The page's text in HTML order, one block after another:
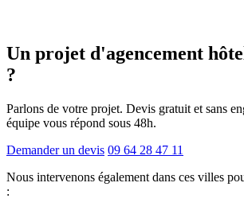
Un projet d'agencement
?
Parlons de votre projet. Devis gratuit et sans
équipe vous répond sous 48h.
Demander un devis 09 64 28 47 11
Nous intervenons également dans ces villes
: